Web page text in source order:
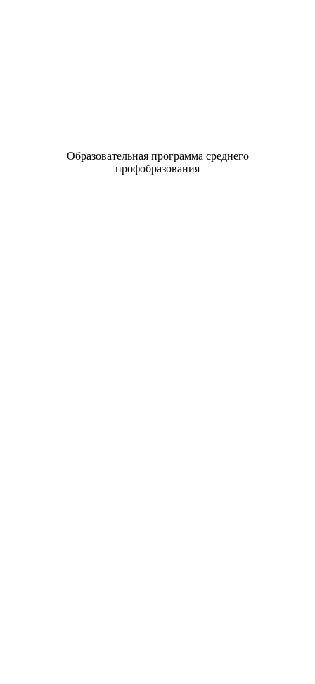
Образовательная программа среднего
профобразования